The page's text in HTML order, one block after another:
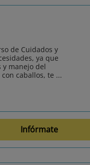
de Cuidados y
ya que
y manejo del
caballos, te ...
Infórmate